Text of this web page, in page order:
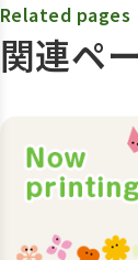
関連ペ
Related pages